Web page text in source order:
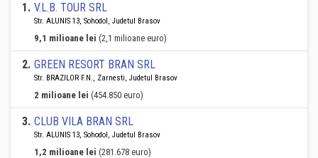
1. V.L.B. TOUR SRL
Str. ALUNIS 13, Sohodol, Judetul Brasov
9,1 milioane lei (2,1 milioane euro)
2. GREEN RESORT BRAN SRL
Str. BRAZILOR F.N., Zarnesti, Judetul Brasov
2 milioane lei (454.850 euro)
3. CLUB VILA BRAN SRL
Str. ALUNIS 13, Sohodol, Judetul Brasov
1,2 milioane lei (281.678 euro)